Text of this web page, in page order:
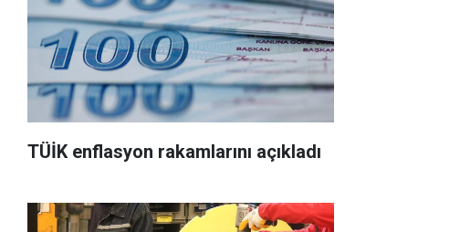
TÜİK enflasyon rakamlarını açıkladı